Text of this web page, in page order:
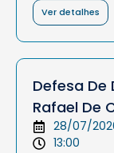
Ver detalhes
Defesa
Rafael De
28/07/
13:00